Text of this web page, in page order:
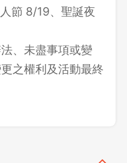
節 8/19、聖誕夜
、未盡事項或變
之權利及活動最終